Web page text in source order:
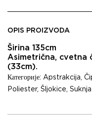
OPIS PROIZVODA
Širina 135cm
Asimetrična, cvetna
(33cm).
Категорије: Apstrakcija,
Poliester, Šljokice, Suknja